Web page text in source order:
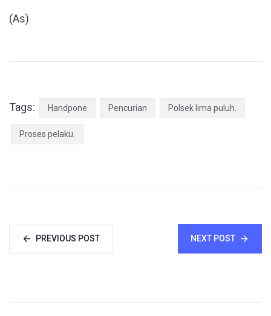
(As)
Tags: Handpone Pencurian Polsek lima puluh.
Proses pelaku.
PREVIOUS POST NEXT POST